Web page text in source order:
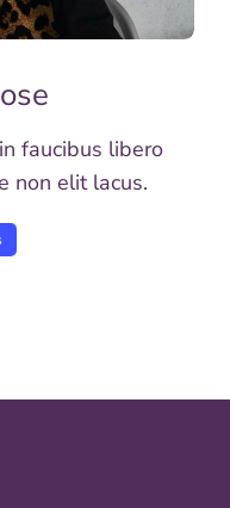
faucibus libero
non elit lacus.